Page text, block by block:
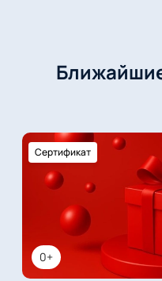
0+
Сертификат